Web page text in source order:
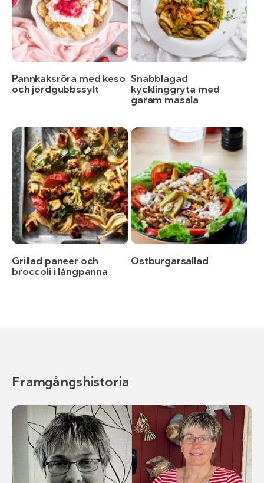
Pannkaksröra med keso
och jordgubbssylt
Snabblagad
kycklinggryta med
garam masala
Grillad paneer och
broccoli i långpanna
Ostburgarsallad
Framgångshistoria